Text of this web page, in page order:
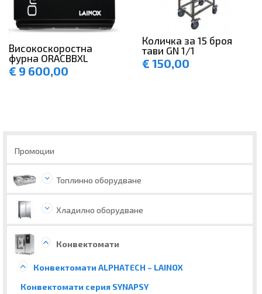
Високоскоростна
фурна ORACBBXL
€ 9 600,00
Количка за 15 броя
тави GN 1/1
€ 150,00
Промоции
Топлинно оборудване
Хладилно оборудване
Конвектомати
Конвектомати ALPHATECH – LAINOX
Конвектомати серия SYNAPSY